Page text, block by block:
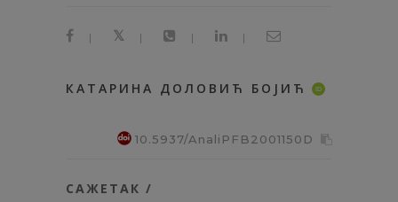
| | | |
КАТАРИНА ДОЛОВИЋ БОЈИЋ ID
10.5937/AnaliPFB2001150D
САЖЕТАК /